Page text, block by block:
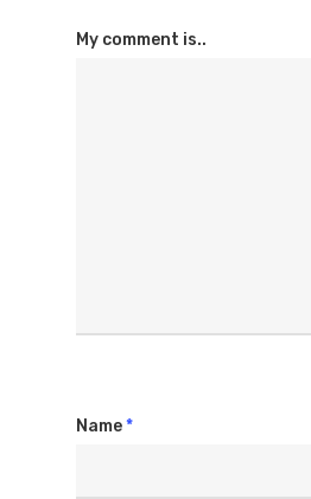
My comment is..
Name*